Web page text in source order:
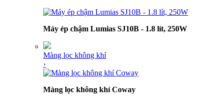
Máy ép chậm Lumias SJ10B - 1.8 lít, 250W
Màng lọc không khí
›
Màng lọc không khí Coway